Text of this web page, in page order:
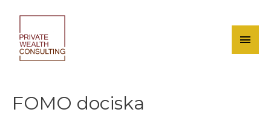
content
Main
FOMO dociska